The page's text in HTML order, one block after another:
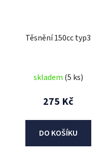
Těsnění 150cc typ3
skladem (5 ks)
275 Kč
DO KOŠÍKU